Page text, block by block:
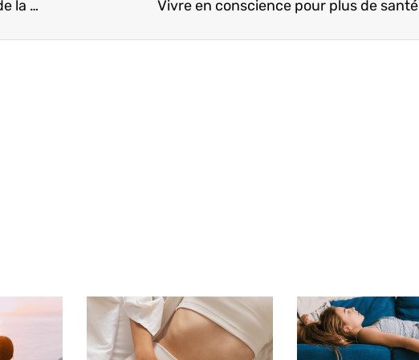
Retour d’expérience : comment j’ai repris du poil de la bête ! Vivre en conscience pour plus de santé